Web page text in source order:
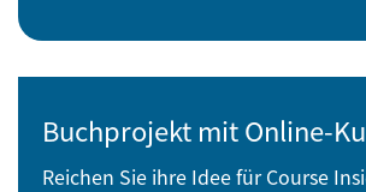
Buchprojekt mit Online-
Reichen Sie ihre Idee für Course